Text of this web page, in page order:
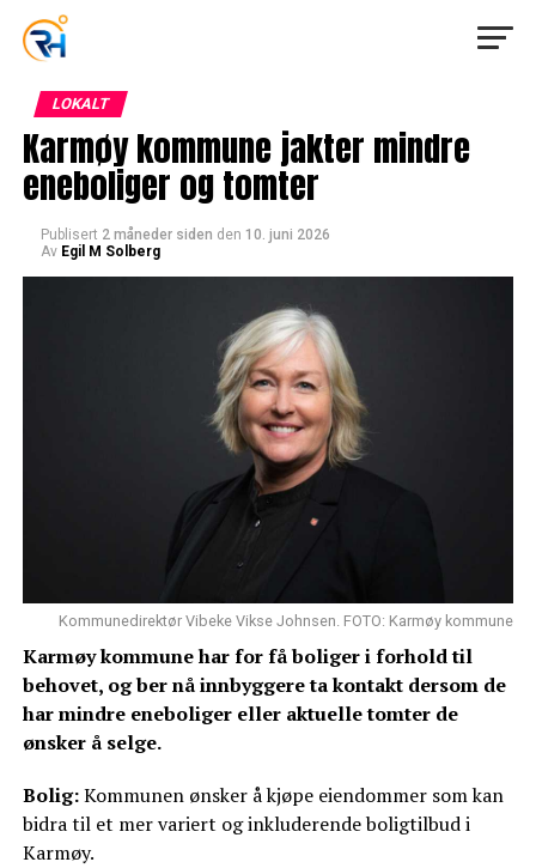
LOKALT
Karmøy kommune jakter mindre
eneboliger og tomter
Publisert 2 måneder siden den 10. juni 2026
Av Egil M Solberg
Kommunedirektør Vibeke Vikse Johnsen. FOTO: Karmøy kommune
Karmøy kommune har for få boliger i forhold til
behovet, og ber nå innbyggere ta kontakt dersom de
har mindre eneboliger eller aktuelle tomter de
ønsker å selge.
Bolig:Kommunen ønsker å kjøpe eiendommer som kan
bidra til et mer variert og inkluderende boligtilbud i
Karmøy.